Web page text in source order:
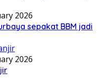
2026
sepakat BBM jadi
2026